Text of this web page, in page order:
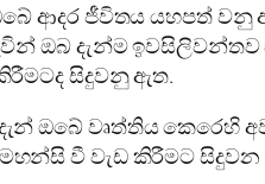
ආදර ජීවිතය යහපත් වනු
ඔබ දැන්ම
සිදුවනු ඇත.
ඔබේ වෘත්තිය කෙරෙහි
වී වැඩ කිරීමට